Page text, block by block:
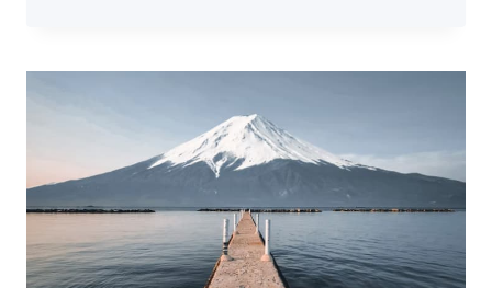
写
ENGLISH
TRANSLATION
GROUP
2